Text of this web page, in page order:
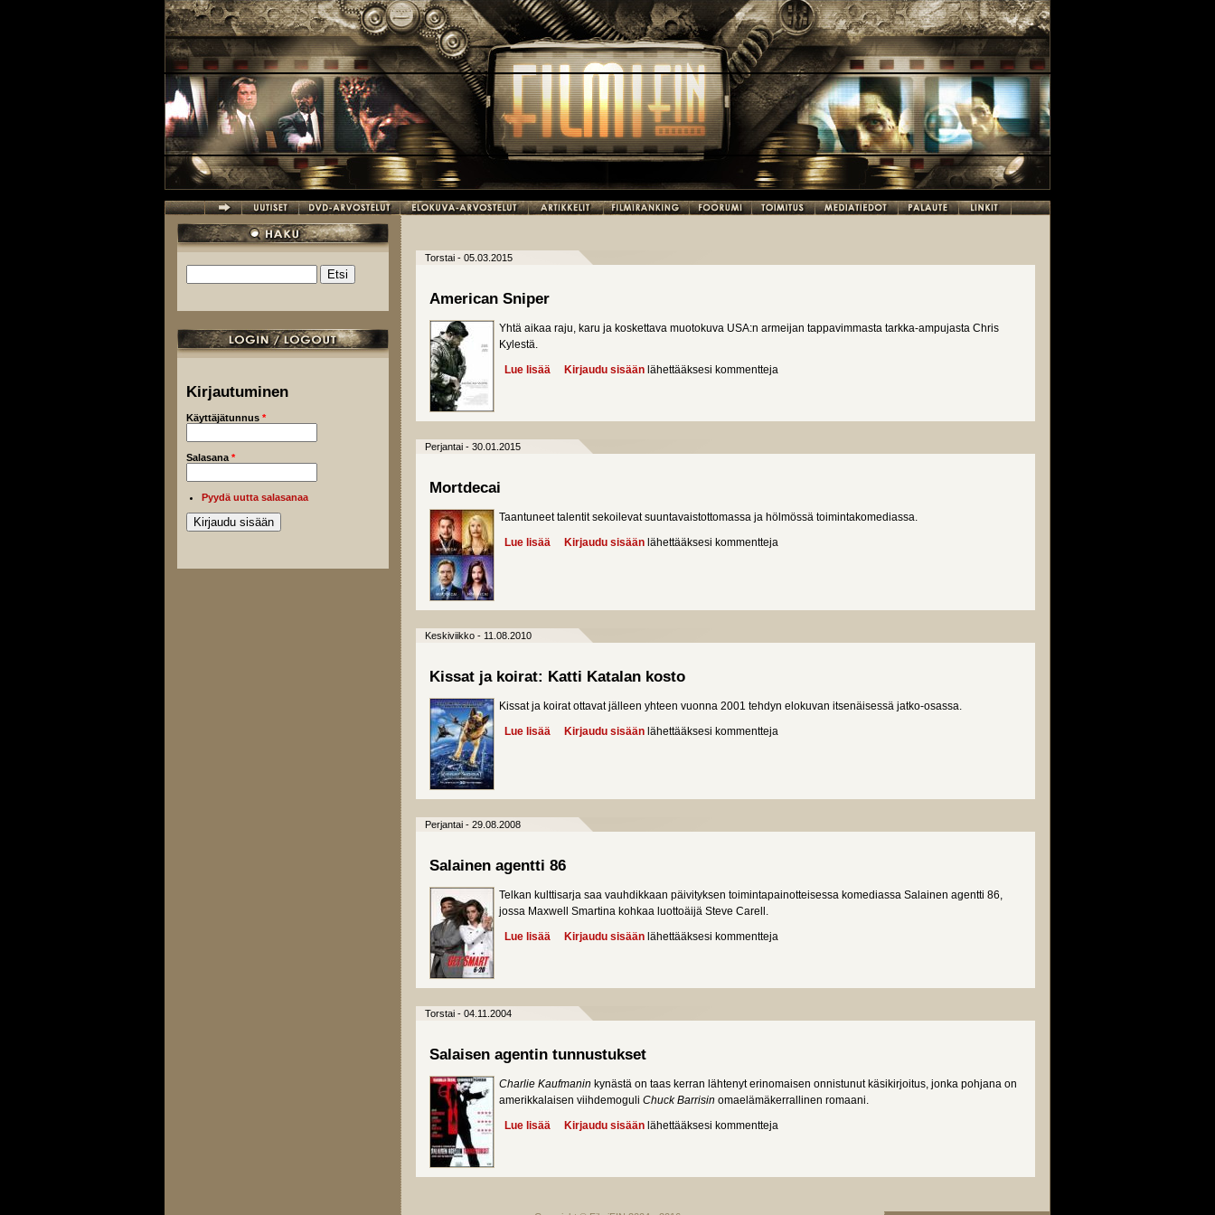
Hakulomake
Kirjautuminen
Käyttäjätunnus *
Salasana *
Pyydä uutta salasanaa
Torstai - 05.03.2015
American Sniper
Yhtä aikaa raju, karu ja koskettava muotokuva USA:n armeijan tappavimmasta tarkka-ampujasta Chris
Kylestä.
Lue lisää about American Sniper
Kirjaudu sisään lähettääksesi kommentteja
Perjantai - 30.01.2015
Mortdecai
Taantuneet talentit sekoilevat suuntavaistottomassa ja hölmössä toimintakomediassa.
Lue lisää about Mortdecai
Kirjaudu sisään lähettääksesi kommentteja
Keskiviikko - 11.08.2010
Kissat ja koirat: Katti Katalan kosto
Kissat ja koirat ottavat jälleen yhteen vuonna 2001 tehdyn elokuvan itsenäisessä jatko-osassa.
Lue lisää about Kissat ja koirat: Katti Katalan kosto
Kirjaudu sisään lähettääksesi kommentteja
Perjantai - 29.08.2008
Salainen agentti 86
Telkan kulttisarja saa vauhdikkaan päivityksen toimintapainotteisessa komediassa Salainen agentti 86,
jossa Maxwell Smartina kohkaa luottoäijä Steve Carell.
Lue lisää about Salainen agentti 86
Kirjaudu sisään lähettääksesi kommentteja
Torstai - 04.11.2004
Salaisen agentin tunnustukset
Charlie Kaufmanin kynästä on taas kerran lähtenyt erinomaisen onnistunut käsikirjoitus, jonka pohjana on
amerikkalaisen viihdemoguli Chuck Barrisin omaelämäkerrallinen romaani.
Lue lisää about Salaisen agentin tunnustukset
Kirjaudu sisään lähettääksesi kommentteja